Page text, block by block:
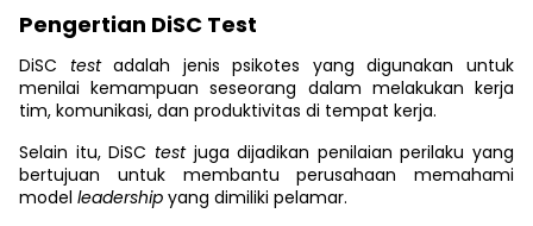
Pengertian DiSC Test
DiSC testadalah jenis psikotes yang digunakan untuk
menilai kemampuan seseorang dalam melakukan kerja
tim, komunikasi, dan produktivitas di tempat kerja.
Selain itu, DiSC test juga dijadikan penilaian perilaku yang
bertujuan untuk membantu perusahaan memahami
model leadership yang dimiliki pelamar.